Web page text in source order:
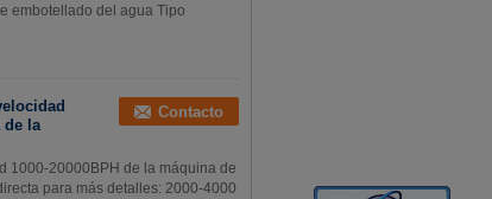
embotellado del agua Tipo
de la
Contacto
1000-20000BPH de la máquina de
para más detalles: 2000-4000